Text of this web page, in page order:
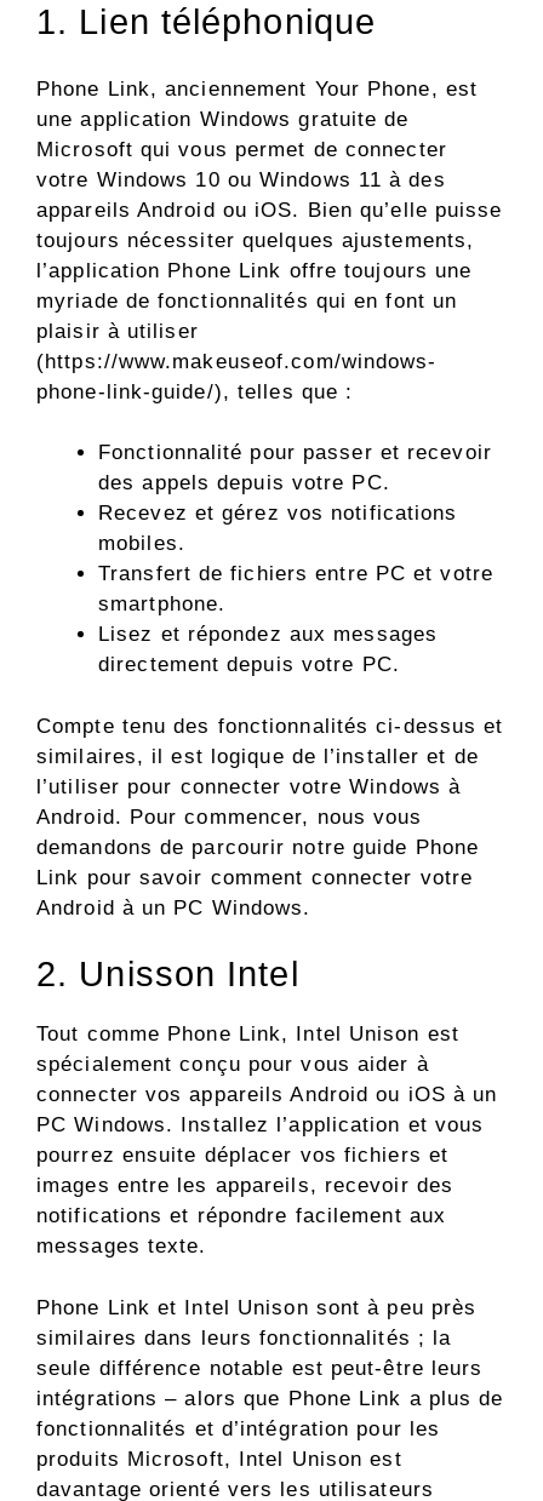
1. Lien téléphonique
Phone Link, anciennement Your Phone, est
une application Windows gratuite de
Microsoft qui vous permet de connecter
votre Windows 10 ou Windows 11 à des
appareils Android ou iOS. Bien qu’elle puisse
toujours nécessiter quelques ajustements,
l’application Phone Link offre toujours une
myriade de fonctionnalités qui en font un
plaisir à utiliser
(https://www.makeuseof.com/windows-
phone-link-guide/), telles que :
Fonctionnalité pour passer et recevoir
des appels depuis votre PC.
Recevez et gérez vos notifications
mobiles.
Transfert de fichiers entre PC et votre
smartphone.
Lisez et répondez aux messages
directement depuis votre PC.
Compte tenu des fonctionnalités ci-dessus et
similaires, il est logique de l’installer et de
l’utiliser pour connecter votre Windows à
Android. Pour commencer, nous vous
demandons de parcourir notre guide Phone
Link pour savoir comment connecter votre
Android à un PC Windows.
2. Unisson Intel
Tout comme Phone Link, Intel Unison est
spécialement conçu pour vous aider à
connecter vos appareils Android ou iOS à un
PC Windows. Installez l’application et vous
pourrez ensuite déplacer vos fichiers et
images entre les appareils, recevoir des
notifications et répondre facilement aux
messages texte.
Phone Link et Intel Unison sont à peu près
similaires dans leurs fonctionnalités ; la
seule différence notable est peut-être leurs
intégrations – alors que Phone Link a plus de
fonctionnalités et d’intégration pour les
produits Microsoft, Intel Unison est
davantage orienté vers les utilisateurs